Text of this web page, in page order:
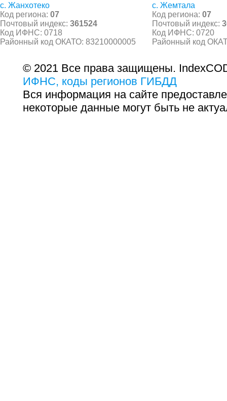
с. Жанхотеко
Код региона: 07
Почтовый индекс: 361524
Код ИФНС: 0718
Районный код ОКАТО: 83210000005
с. Жемтала
Код региона: 07
Почтовый индекс:
Код ИФНС: 0720
Районный код
© 2021 Все права защищены.
ИФНС, коды регионов ГИБДД
Вся информация на сайте
некоторые данные могут быть не